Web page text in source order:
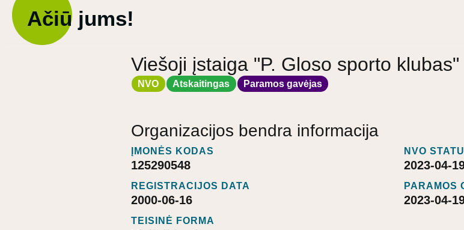
Ačiū jums!
Viešoji įstaiga "P. Gloso sporto klubas"
NVO Atskaitingas Paramos gavėjas
Organizacijos bendra informacija
ĮMONĖS KODAS
125290548
REGISTRACIJOS DATA
2000-06-16
TEISINĖ FORMA
NVO
2023-04-
PARAMOS
2023-04-